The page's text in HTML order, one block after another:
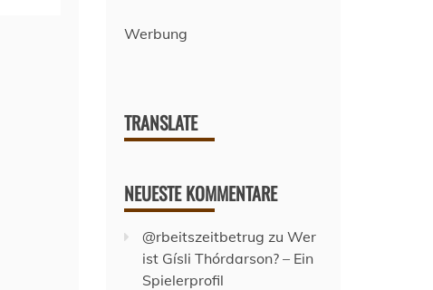
Werbung
TRANSLATE
NEUESTE KOMMENTARE
@rbeitszeitbetrug zuWer
ist Gísli Thórdarson? – Ein
Spielerprofil